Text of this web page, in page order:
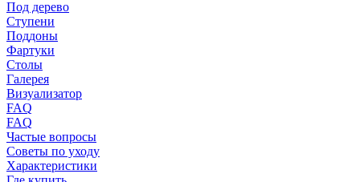
Под дерево
Ступени
Поддоны
Фартуки
Столы
Галерея
Визуализатор
FAQ
FAQ
Частые вопросы
Советы по уходу
Характеристики